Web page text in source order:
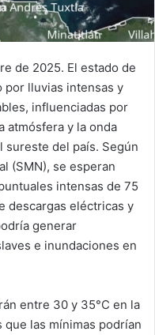
de 2025. El estado de
por lluvias intensas y
influenciadas por
atmósfera y la onda
del país. Según
(SMN), se esperan
intensas de 75
descargas eléctricas y
generar
e inundaciones en
entre 30 y 35°C en la
las mínimas podrían